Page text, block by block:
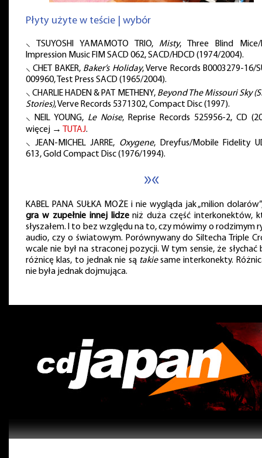
Płyty użyte w teście | wybór
⸜ TSUYOSHI YAMAMOTO TRIO, Misty, Three Blind Mice/
Impression Music FIM SACD 062, SACD/HDCD (1974/2004).
⸜ CHET BAKER, Baker’s Holiday, Verve Records B0003279-16/
009960, Test Press SACD (1965/2004).
⸜ CHARLIE HADEN & PAT METHENY, Beyond The Missouri Sky
Stories), Verve Records 5371302, Compact Disc (1997).
⸜ NEIL YOUNG, Le Noise, Reprise Records 525956-2, CD
więcej →
TUTAJ.
⸜ JEAN-MICHEL JARRE, Oxygene, Dreyfus/Mobile Fidelity
613, Gold Compact Disc (1976/1994).
»«
KABEL PANA SUŁKA MOŻE i nie wygląda jak „milion
gra w zupełnie innej lidzeniż duża część interkonektów,
słyszałem. I to bez względu na to, czy mówimy o rodzimym
audio, czy o światowym. Porównywany do Siltecha Triple
wcale nie był na straconej pozycji. W tym sensie, że słychać
różnicę klas, to jednak nie są takiesame interkonekty.
nie była jednak dojmująca.